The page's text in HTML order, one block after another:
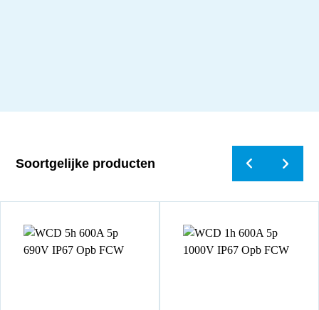
Soortgelijke producten